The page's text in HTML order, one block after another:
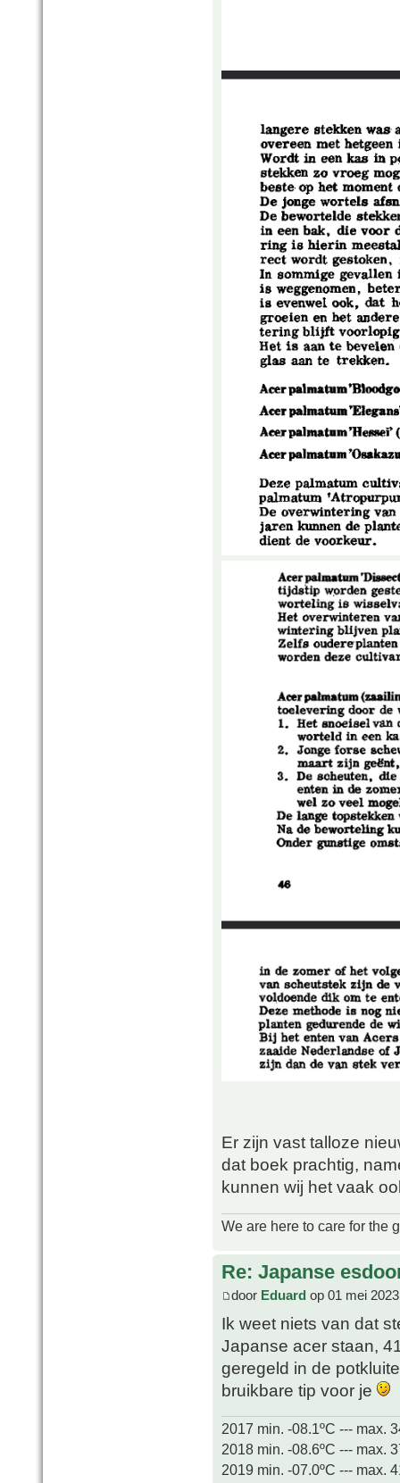
Er zijn vast talloze
dat boek prachtig,
kunnen wij het vaak
We are here to care for the
Re: Japanse
door Eduard op 01 mei
Ik weet niets van dat
Japanse acer staan,
geregeld in de
bruikbare tip voor je
2017 min. -08.1ºC --- max.
2018 min. -08.6ºC --- max.
2019 min. -07.0ºC --- max.